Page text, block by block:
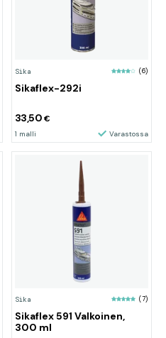
Sika (6)
Sikaflex-292i
33,50 €
1 malli Varastossa
Sika (7)
Sikaflex 591 Valkoinen,
300 ml